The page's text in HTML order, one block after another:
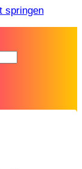
springen